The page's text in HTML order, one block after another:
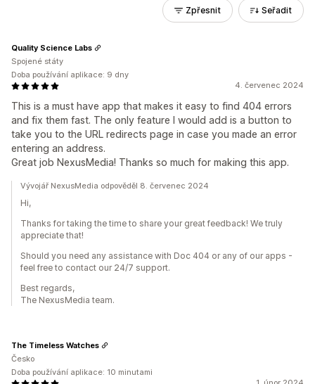
Zpřesnit Seřadit
4. červenec 2024
This is a must have app that makes it easy to find 404 errors
and fix them fast. The only feature I would add is a button to
take you to the URL redirects page in case you made an error
entering an address.
Great job NexusMedia! Thanks so much for making this app.
Quality Science Labs
Spojené státy
Doba používání aplikace: 9 dny
Vývojář NexusMedia odpověděl 8. červenec 2024
Hi,
Thanks for taking the time to share your great feedback! We truly
appreciate that!
Should you need any assistance with Doc 404 or any of our apps -
feel free to contact our 24/7 support.
Best regards,
The NexusMedia team.
The Timeless Watches
Česko
Doba používání aplikace: 10 minutami